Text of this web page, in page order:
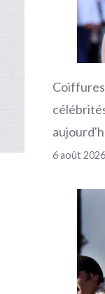
Coiffures
6 août 2026